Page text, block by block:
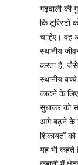
गढ़वाली की
कि टूरिस्टों
चाहिए। वह
स्थानीय
करता है, जैसे
स्थानीय
काटने के
सुधाकर को
आगे बढ़ने के
शिकायतों
यह भी कहते